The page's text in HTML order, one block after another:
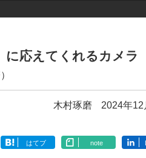
に応えてくれるカメラ
木村琢磨 2024年
はてブ note